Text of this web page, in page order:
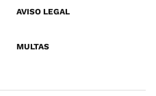
AVISO LEGAL
MULTAS